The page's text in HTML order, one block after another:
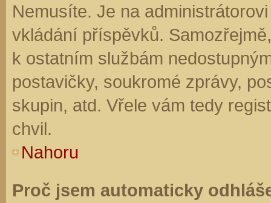
Nemusíte. Je na
vkládání příspěvků.
k ostatním službám
postavičky, soukromé zprávy,
skupin, atd. Vřele vám tedy
chvil.
Nahoru
Proč jsem automaticky